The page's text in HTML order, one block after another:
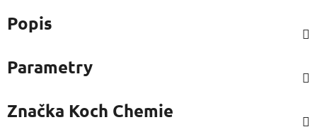
Popis
Parametry
Značka Koch Chemie